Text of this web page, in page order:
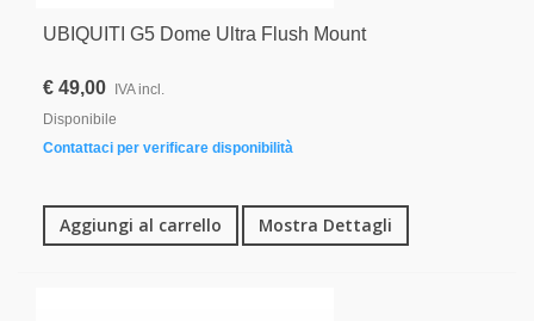
UBIQUITI G5 Dome Ultra Flush Mount
€ 49,00
IVA incl.
Disponibile
Contattaci per verificare disponibilità
Aggiungi al carrello Mostra Dettagli